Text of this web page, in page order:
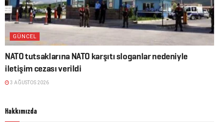
GÜNCEL
NATO tutsaklarına NATO karşıtı sloganlar nedeniyle
iletişim cezası verildi
3 AĞUSTOS 2026
Hakkımızda